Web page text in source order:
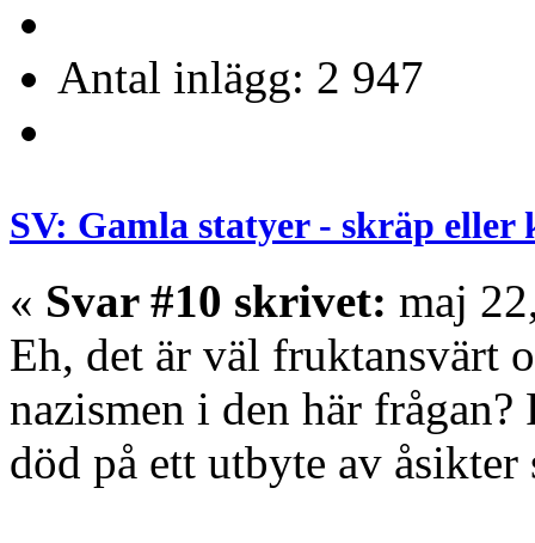
Antal inlägg: 2 947
SV: Gamla statyer - skräp
« Svar #10 skrivet: maj
Eh, det är väl fruktansvärt
nazismen i den här
död på ett utbyte av åsikter